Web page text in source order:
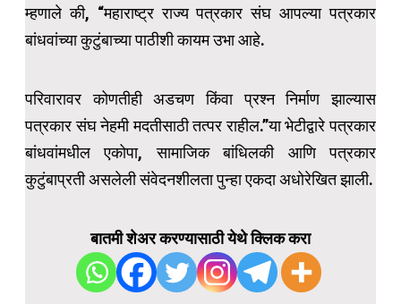
म्हणाले की, “महाराष्ट्र राज्य पत्रकार संघ आपल्या पत्रकार
बांधवांच्या कुटुंबाच्या पाठीशी कायम उभा आहे.
परिवारावर कोणतीही अडचण किंवा प्रश्न निर्माण झाल्यास
पत्रकार संघ नेहमी मदतीसाठी तत्पर राहील.”या भेटीद्वारे पत्रकार
बांधवांमधील एकोपा, सामाजिक बांधिलकी आणि पत्रकार
कुटुंबाप्रती असलेली संवेदनशीलता पुन्हा एकदा अधोरेखित झाली.
बातमी शेअर करण्यासाठी येथे क्लिक करा